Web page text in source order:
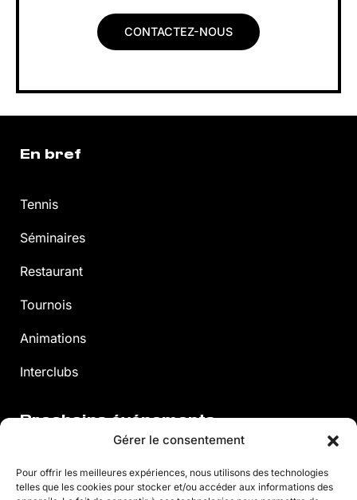
Gérer le consentement
Pour offrir les meilleures expériences, nous utilisons des technologies
telles que les cookies pour stocker et/ou accéder aux informations des
CONTACTEZ-NOUS
En bref
Tennis
Séminaires
Restaurant
Tournois
Animations
Interclubs
Prochains événements